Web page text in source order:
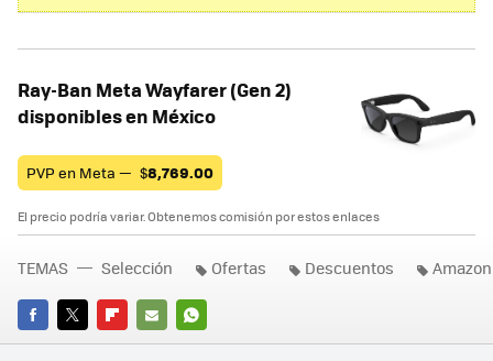
Ray-Ban Meta Wayfarer (Gen 2)
disponibles en México
PVP en Meta — $8,769.00
El precio podría variar. Obtenemos comisión por estos enlaces
FACEBOOK
TWITTERFLIPBOARD
E-
WHATSAPP
TEMAS Selección Ofertas Descuentos